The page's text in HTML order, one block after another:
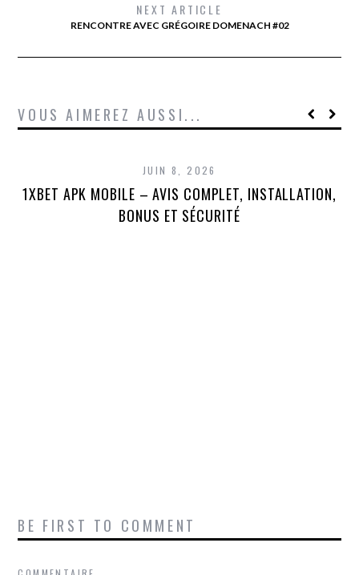
NEXT ARTICLE
RENCONTRE AVEC GRÉGOIRE DOMENACH #02
VOUS AIMEREZ AUSSI...
JUIN 8, 2026
1XBET APK MOBILE – AVIS COMPLET, INSTALLATION,
BONUS ET SÉCURITÉ
BE FIRST TO COMMENT